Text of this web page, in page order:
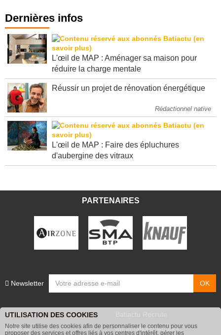
Dernières infos
L'œil de MAP : Aménager sa maison pour
réduire la charge mentale
Réussir un projet de rénovation énergétique
Rédactionnel native
L'œil de MAP : Faire des épluchures
d'aubergine des vitraux
PARTENAIRES
Newsletter
Contacts
Publicité
Informations légales
UTILISATION DES COOKIES
Notre site utilise des cookies afin de personnaliser le contenu pour vous
proposer des services et offres liés à vos centres d'intérêt, gérer les